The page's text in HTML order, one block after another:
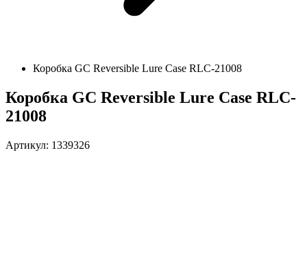
Коробка GC Reversible Lure Case RLC-21008
Коробка GC Reversible Lure Case RLC-
21008
Артикул: 1339326